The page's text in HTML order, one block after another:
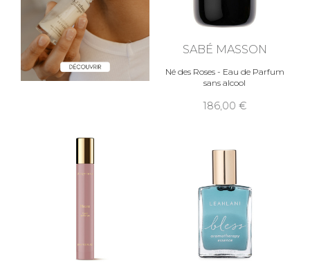
SABÉ MASSON
Né des Roses - Eau de Parfum
sans alcool
186,00